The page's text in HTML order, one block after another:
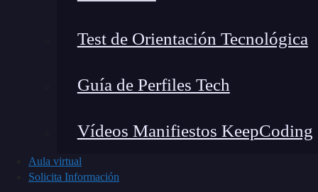
Test de Orientación Tecnológica
Guía de Perfiles Tech
Vídeos Manifiestos KeepCoding
Aula virtual
Solicita Información
Vista de las cabañas y el edificio principal.